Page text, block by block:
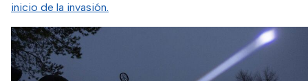
inicio de la invasión.